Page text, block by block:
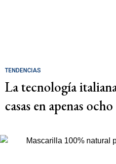
TENDENCIAS
La tecnología
casas en apenas